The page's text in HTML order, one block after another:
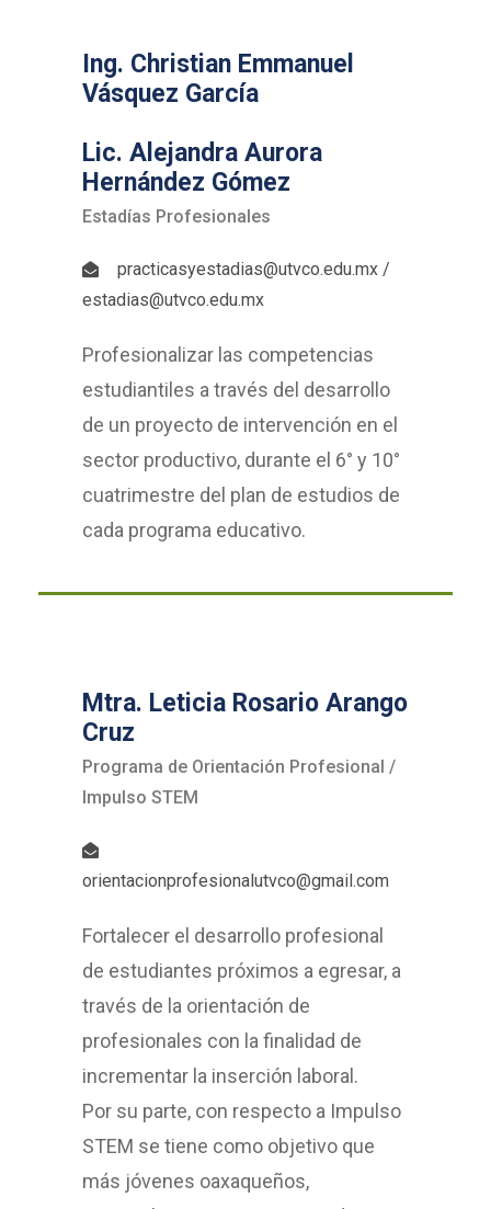
Ing. Christian Emmanuel
Vásquez García
Lic. Alejandra Aurora
Hernández Gómez
Estadías Profesionales
practicasyestadias@utvco.edu.mx /
estadias@utvco.edu.mx
Profesionalizar las competencias
estudiantiles a través del desarrollo
de un proyecto de intervención en el
sector productivo, durante el 6° y 10°
cuatrimestre del plan de estudios de
cada programa educativo.
Mtra. Leticia Rosario Arango
Cruz
Programa de Orientación Profesional /
Impulso STEM
orientacionprofesionalutvco@gmail.com
Fortalecer el desarrollo profesional
de estudiantes próximos a egresar, a
través de la orientación de
profesionales con la finalidad de
incrementar la inserción laboral.
Por su parte, con respecto a Impulso
STEM se tiene como objetivo que
más jóvenes oaxaqueños,